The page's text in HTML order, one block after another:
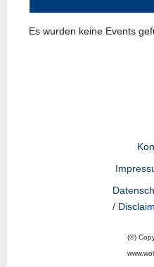
Es wurden keine Events
/
(©)